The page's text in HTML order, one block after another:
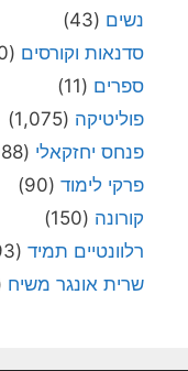
נשים (43)
סדנאות וקורסים (10)
ספרים (11)
פוליטיקה (1,075)
פנחס יחזקאלי (1,988)
פרקי לימוד (90)
קורונה (150)
רלוונטיים תמיד (4,093)
שרית אונגר משיח